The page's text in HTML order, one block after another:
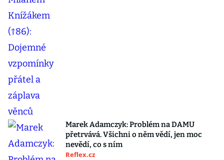
Marek Adamczyk: Problém na DAMU
přetrvává. Všichni o něm vědí, jen moc
nevědí, co s ním
Reflex.cz